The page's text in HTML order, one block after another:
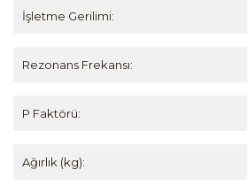
İşletme Gerilimi:
Rezonans Frekansı:
P Faktörü:
Ağırlık (kg):